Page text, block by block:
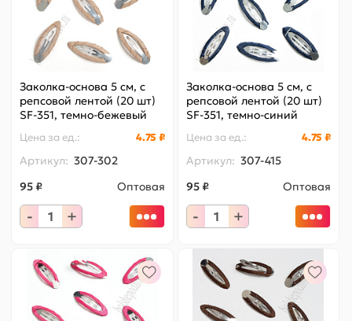
Заколка-основа 5 см, с
репсовой лентой (20 шт)
SF-351, темно-бежевый
Цена за ед.: 4.75 ₽
Артикул: 307-302
95 ₽
Оптовая
- +
Заколка-основа 5 см, с
репсовой лентой (20 шт)
SF-351, темно-синий
Цена за ед.: 4.75 ₽
Артикул: 307-415
95 ₽
Оптовая
- +